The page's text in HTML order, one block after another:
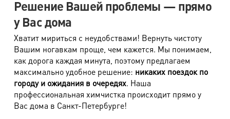
Жилет, шорты (кожа, замша)
1580 руб.
Джемпер (кожа, замша)
Юбка до 40 см (кожа, замша)
1420 руб.
Юбка до 40 см (кожа, замша)
2000 руб.
Сарафан (кожа, замша)
Рубашка (кожа, замша)
Решение Вашей проблемы — прямо
у Вас дома
Хватит мириться с неудобствами! Вернуть чистоту
Вашим ногавкам проще, чем кажется. Мы понимаем,
как дорога каждая минута, поэтому предлагаем
максимально удобное решение: никаких поездок по
городу и ожидания в очередях. Наша
профессиональная химчистка происходит прямо у
Вас дома в Санкт-Петербурге!